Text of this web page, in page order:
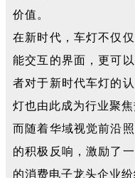
价值。
在新时代，车灯不仅
能交互的界面，更可
者对于新时代车灯的
灯也由此成为行业聚
而随着华域视觉前沿
的积极反响，激励了
的消费电子龙头企业纷